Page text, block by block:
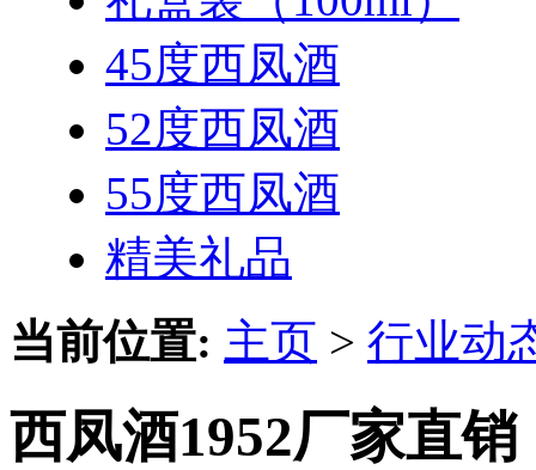
45度西凤酒
52度西凤酒
55度西凤酒
精美礼品
当前位置: 主页 > 行业动
西凤酒1952厂家直